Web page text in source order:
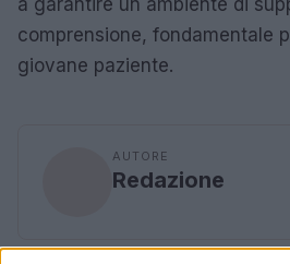
a garantire un ambiente di
comprensione, fondamentale
giovane paziente.
AUTORE
Redazione